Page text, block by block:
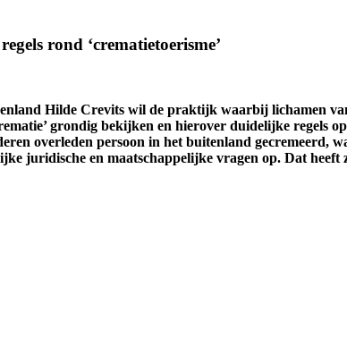
rond ‘crematietoerisme’
Hilde Crevits wil de praktijk waarbij lichamen
grondig bekijken en hierover duidelijke regels
overleden persoon in het buitenland gecremeerd,
juridische en maatschappelijke vragen op. Dat heeft